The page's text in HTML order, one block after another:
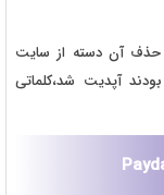
حذف آن دسته از سایت
آپدیت شد،کلماتی